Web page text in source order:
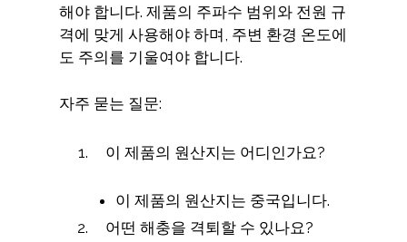
해야 합니다. 제품의 주파수 범위와 전원 규
격에 맞게 사용해야 하며, 주변 환경 온도에
도 주의를 기울여야 합니다.
자주 묻는 질문:
이 제품의 원산지는 어디인가요?
이 제품의 원산지는 중국입니다.
어떤 해충을 격퇴할 수 있나요?